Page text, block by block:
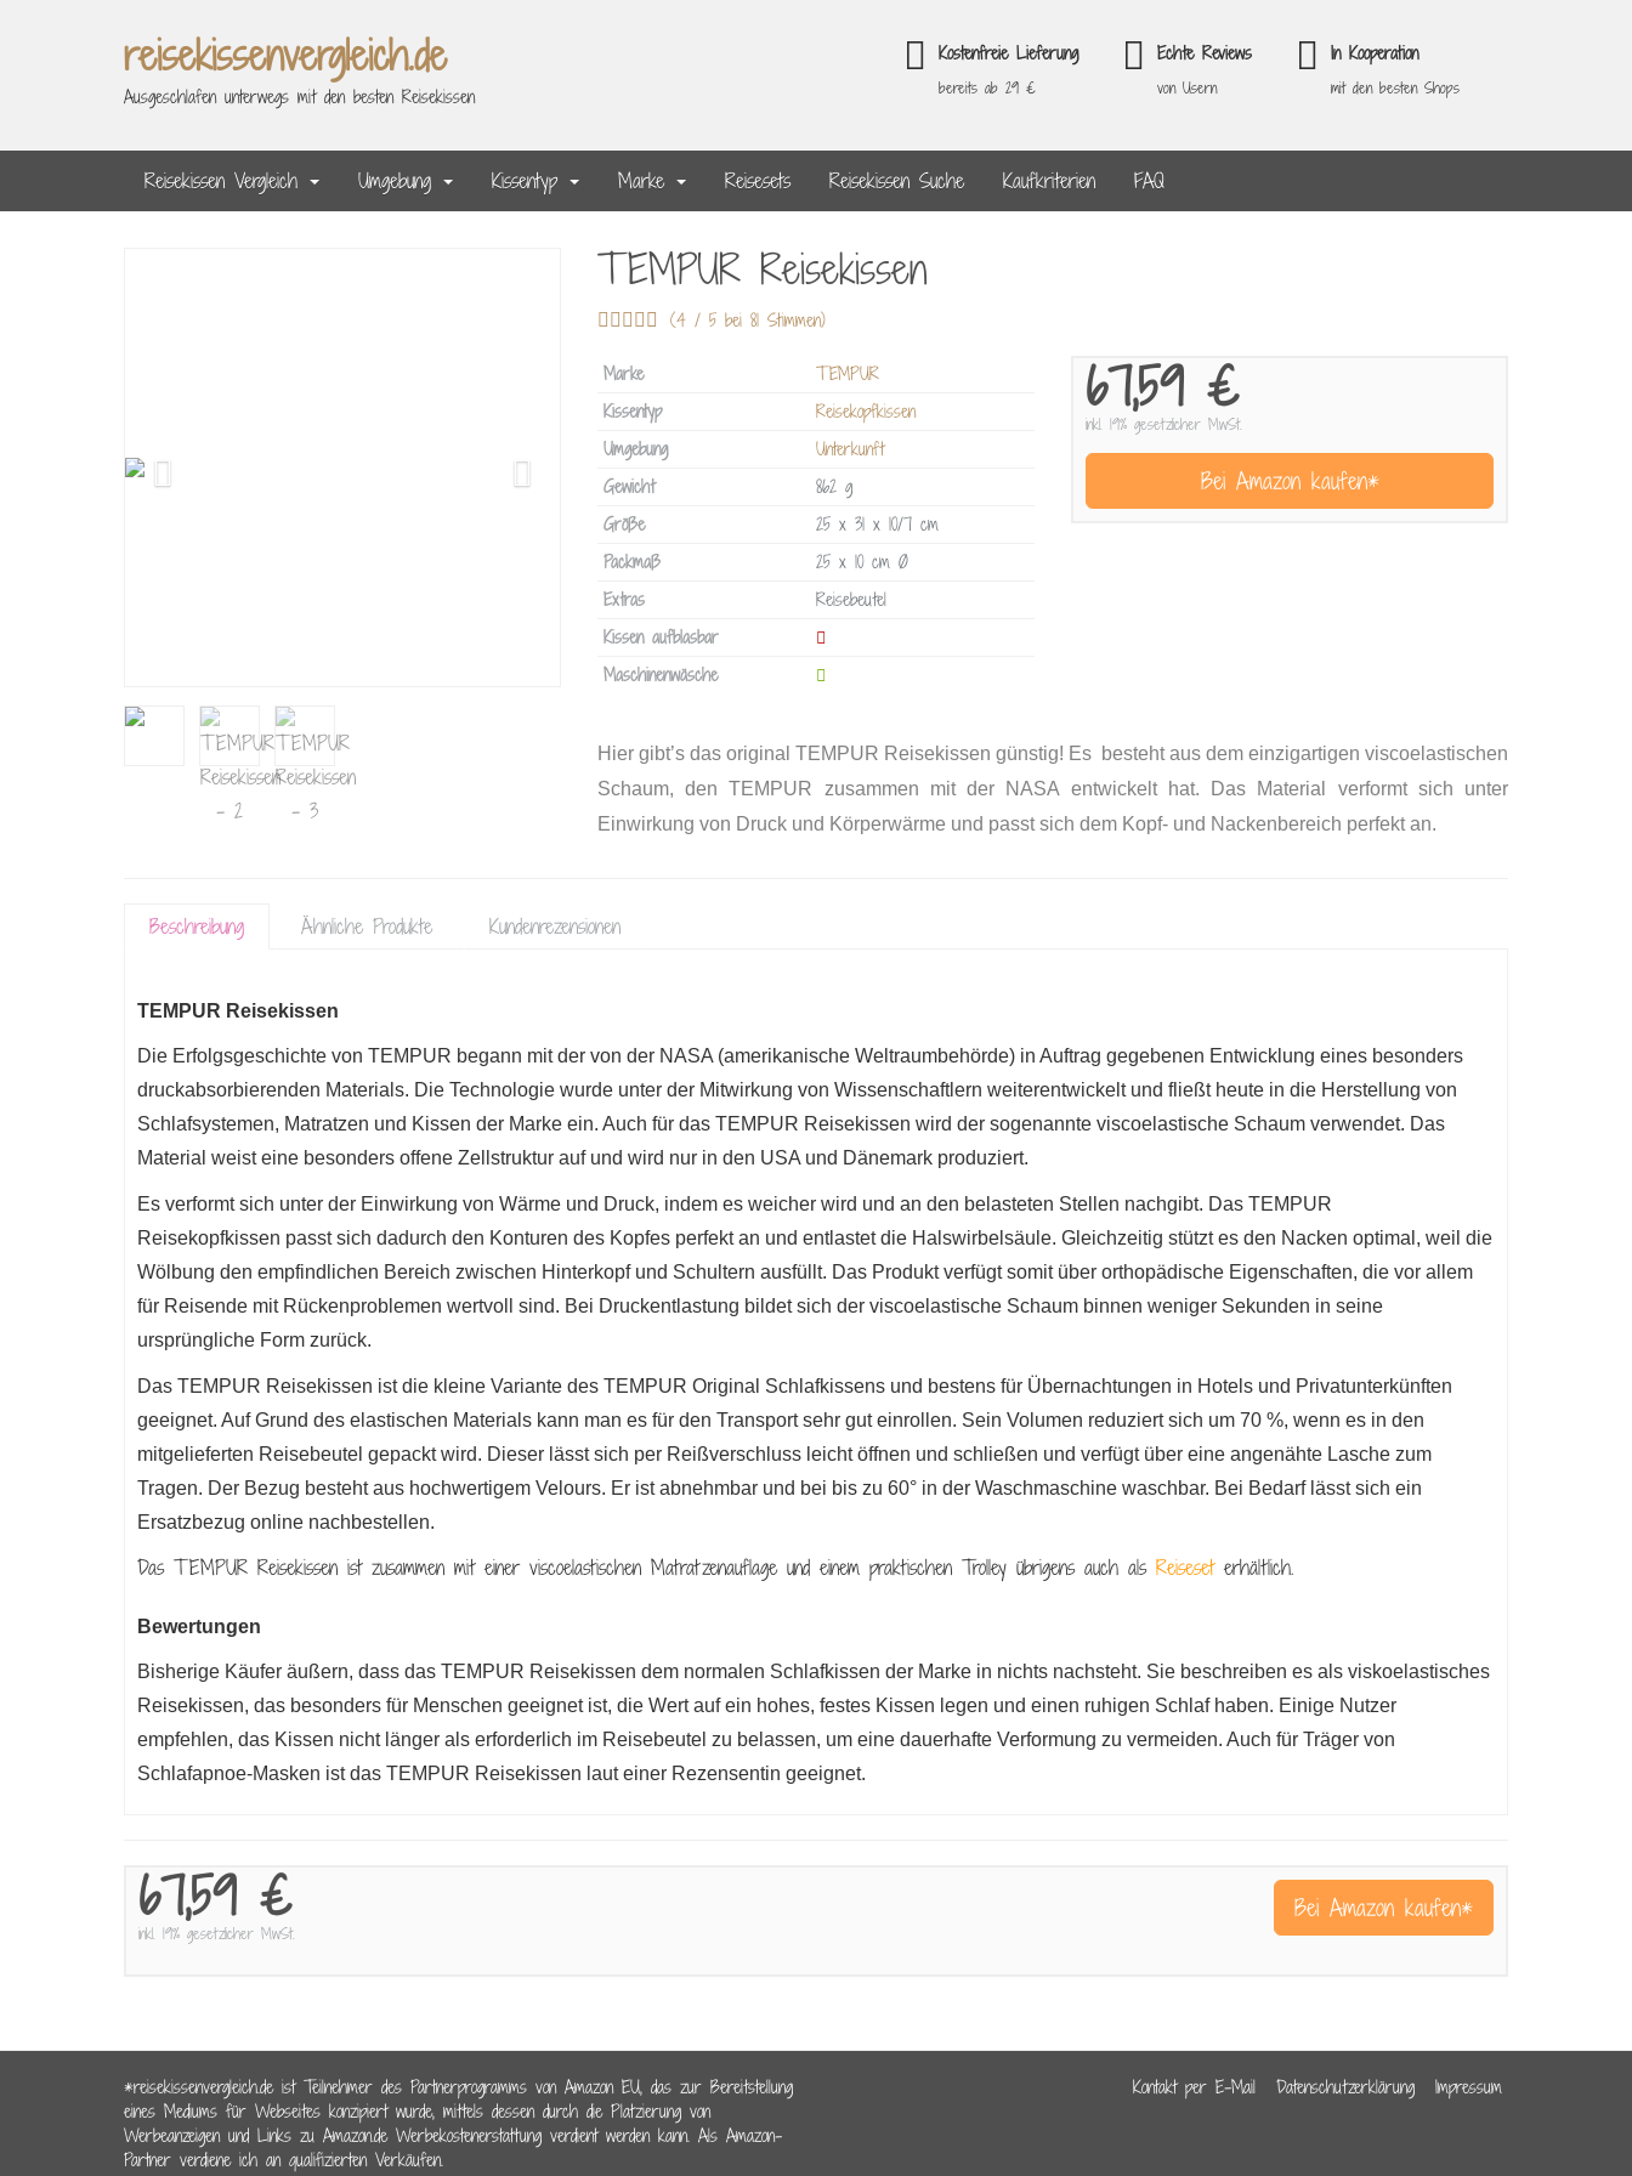
reisekissenvergleich.de
Ausgeschlafen unterwegs mit den besten Reisekissen
Kostenfreie Lieferung
bereits ab 29 €
Echte Reviews
von Usern
In Kooperation
mit den besten Shops
Reisekissen Vergleich Umgebung Kissentyp Marke Reisesets Reisekissen Suche Kaufkriterien FAQ
TEMPUR Reisekissen
(4 / 5 bei 81 Stimmen)
67,59 €
inkl. 19% gesetzlicher MwSt.
Bei Amazon kaufen*
Marke
TEMPUR
Kissentyp
Reisekopfkissen
Umgebung
Unterkunft
Gewicht
862 g
Größe
25 x 31 x 10/7 cm
Packmaß
25 x 10 cm Ø
Extras
Reisebeutel
Kissen aufblasbar
Maschinenwäsche
Hier gibt’s das original TEMPUR Reisekissen günstig! Es besteht aus dem einzigartigen viscoelastischen
Schaum, den TEMPUR zusammen mit der NASA entwickelt hat. Das Material verformt sich unter
Einwirkung von Druck und Körperwärme und passt sich dem Kopf- und Nackenbereich perfekt an.
Beschreibung Ähnliche Produkte Kundenrezensionen
TEMPUR Reisekissen
Die Erfolgsgeschichte von TEMPUR begann mit der von der NASA (amerikanische Weltraumbehörde) in Auftrag gegebenen Entwicklung eines besonders
druckabsorbierenden Materials. Die Technologie wurde unter der Mitwirkung von Wissenschaftlern weiterentwickelt und fließt heute in die Herstellung von
Schlafsystemen, Matratzen und Kissen der Marke ein. Auch für das TEMPUR Reisekissen wird der sogenannte viscoelastische Schaum verwendet. Das
Material weist eine besonders offene Zellstruktur auf und wird nur in den USA und Dänemark produziert.
Es verformt sich unter der Einwirkung von Wärme und Druck, indem es weicher wird und an den belasteten Stellen nachgibt. Das TEMPUR
Reisekopfkissen passt sich dadurch den Konturen des Kopfes perfekt an und entlastet die Halswirbelsäule. Gleichzeitig stützt es den Nacken optimal, weil die
Wölbung den empfindlichen Bereich zwischen Hinterkopf und Schultern ausfüllt. Das Produkt verfügt somit über orthopädische Eigenschaften, die vor allem
für Reisende mit Rückenproblemen wertvoll sind. Bei Druckentlastung bildet sich der viscoelastische Schaum binnen weniger Sekunden in seine
ursprüngliche Form zurück.
Das TEMPUR Reisekissen ist die kleine Variante des TEMPUR Original Schlafkissens und bestens für Übernachtungen in Hotels und Privatunterkünften
geeignet. Auf Grund des elastischen Materials kann man es für den Transport sehr gut einrollen. Sein Volumen reduziert sich um 70 %, wenn es in den
mitgelieferten Reisebeutel gepackt wird. Dieser lässt sich per Reißverschluss leicht öffnen und schließen und verfügt über eine angenähte Lasche zum
Tragen. Der Bezug besteht aus hochwertigem Velours. Er ist abnehmbar und bei bis zu 60° in der Waschmaschine waschbar. Bei Bedarf lässt sich ein
Ersatzbezug online nachbestellen.
Das TEMPUR Reisekissen ist zusammen mit einer viscoelastischen Matratzenauflage und einem praktischen Trolley übrigens auch als Reiseset erhältlich.
Bewertungen
Bisherige Käufer äußern, dass das TEMPUR Reisekissen dem normalen Schlafkissen der Marke in nichts nachsteht. Sie beschreiben es als viskoelastisches
Reisekissen, das besonders für Menschen geeignet ist, die Wert auf ein hohes, festes Kissen legen und einen ruhigen Schlaf haben. Einige Nutzer
empfehlen, das Kissen nicht länger als erforderlich im Reisebeutel zu belassen, um eine dauerhafte Verformung zu vermeiden. Auch für Träger von
Schlafapnoe-Masken ist das TEMPUR Reisekissen laut einer Rezensentin geeignet.
67,59 €
inkl. 19% gesetzlicher MwSt.
Bei Amazon kaufen*
*reisekissenvergleich.de ist Teilnehmer des Partnerprogramms von Amazon EU, das zur Bereitstellung
eines Mediums für Webseites konzipiert wurde, mittels dessen durch die Platzierung von
Werbeanzeigen und Links zu Amazon.de Werbekostenerstattung verdient werden kann. Als Amazon-
Partner verdiene ich an qualifizierten Verkäufen.
Kontakt per E-Mail Datenschutzerklärung Impressum